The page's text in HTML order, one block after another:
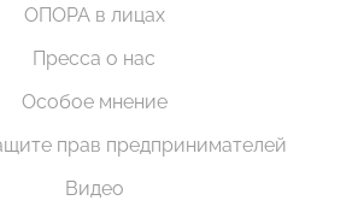
ОПОРА в лицах
Пресса о нас
Особое мнение
прав предпринимателей
Видео